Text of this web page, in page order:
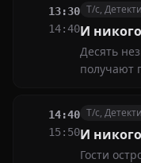
13:30
14:40
Т/с,
И
Десять
получают
14:40
15:50
Т/с,
И
Гости